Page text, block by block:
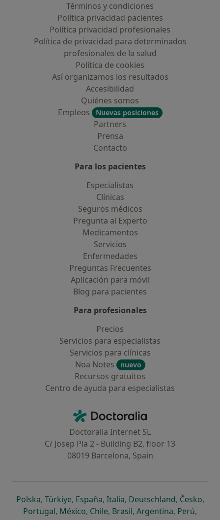
Términos y condiciones
Política privacidad pacientes
Política privacidad profesionales
Política de privacidad para determinados
profesionales de la salud
Política de cookies
Así organizamos los resultados
Accesibilidad
Quiénes somos
Empleos
Nuevas posiciones
Partners
Prensa
Contacto
Para los pacientes
Especialistas
Clínicas
Seguros médicos
Pregunta al Experto
Medicamentos
Servicios
Enfermedades
Preguntas Frecuentes
Aplicación para móvil
Blog para pacientes
Para profesionales
Precios
Servicios para especialistas
Servicios para clínicas
Noa Notes
nuevo
Recursos gratuitos
Centro de ayuda para especialistas
Doctoralia - Página de inicio
Doctoralia Internet SL
C/ Josep Pla 2 - Building B2, floor 13
08019 Barcelona, Spain
Polskase abre en una nueva pestaña
, Türkiyese abre en una nueva pestaña
, Españase abre en una nueva pestaña
, Italiase abre en una nueva
, Deutschlandse abre en
, Českose
,
Portugalse abre en una nueva pestaña
, Méxicose abre en una nueva pestaña
, Chilese abre en una nueva pestaña
, Brasilse abre en una nueva
, Argentinase abre en
, Perúse
,